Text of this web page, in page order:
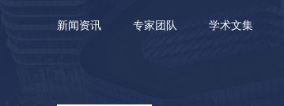
新闻资讯 专家团队 学术文集